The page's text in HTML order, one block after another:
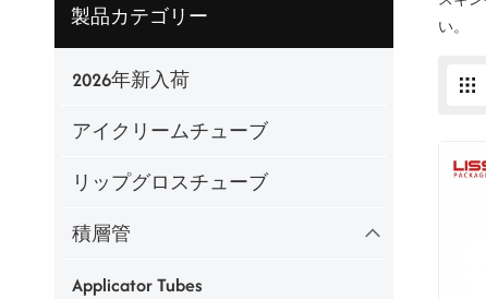
製品カテゴリー
2026年新入荷
アイクリームチューブ
リップグロスチューブ
積層管
Applicator Tubes
い。